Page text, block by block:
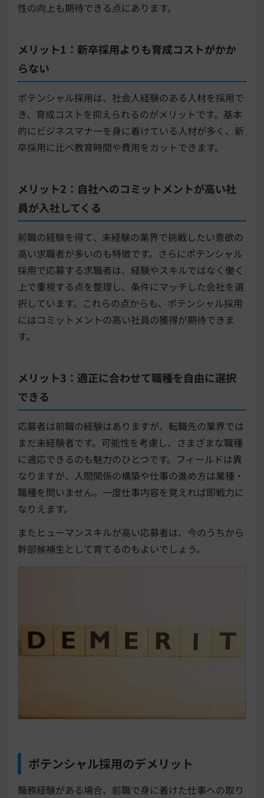
性の向上も期待できる点にあります。
メリット1：新卒採用よりも育成コストがかか
らない
ポテンシャル採用は、社会人経験のある人材を採用で
き、育成コストを抑えられるのがメリットです。基本
的にビジネスマナーを身に着けている人材が多く、新
卒採用に比べ教育時間や費用をカットできます。
メリット2：自社へのコミットメントが高い社
員が入社してくる
前職の経験を得て、未経験の業界で挑戦したい意欲の
高い求職者が多いのも特徴です。さらにポテンシャル
採用で応募する求職者は、経験やスキルではなく働く
上で重視する点を整理し、条件にマッチした会社を選
択しています。これらの点からも、ポテンシャル採用
にはコミットメントの高い社員の獲得が期待できま
す。
メリット3：適正に合わせて職種を自由に選択
できる
応募者は前職の経験はありますが、転職先の業界では
まだ未経験者です。可能性を考慮し、さまざまな職種
に適応できるのも魅力のひとつです。フィールドは異
なりますが、人間関係の構築や仕事の進め方は業種・
職種を問いません。一度仕事内容を覚えれば即戦力に
なりえます。
またヒューマンスキルが高い応募者は、今のうちから
幹部候補生として育てるのもよいでしょう。
ポテンシャル採用のデメリット
職務経験がある場合、前職で身に着けた仕事への取り